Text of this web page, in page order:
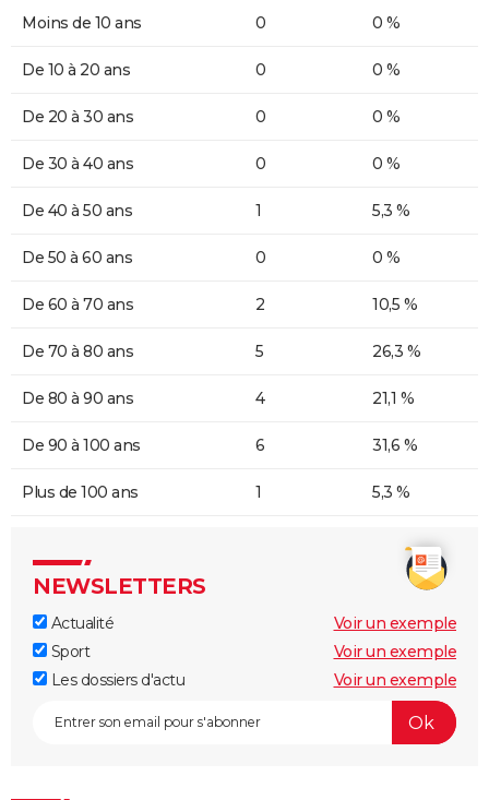
Moins de 10 ans 0 0 %
De 10 à 20 ans 0 0 %
De 20 à 30 ans 0 0 %
De 30 à 40 ans 0 0 %
De 40 à 50 ans 1 5,3 %
De 50 à 60 ans 0 0 %
De 60 à 70 ans 2 10,5 %
De 70 à 80 ans 5 26,3 %
De 80 à 90 ans 4 21,1 %
De 90 à 100 ans 6 31,6 %
Plus de 100 ans 1 5,3 %
NEWSLETTERS
Actualité
Voir un exemple
Sport
Voir un exemple
Les dossiers d'actu
Voir un exemple